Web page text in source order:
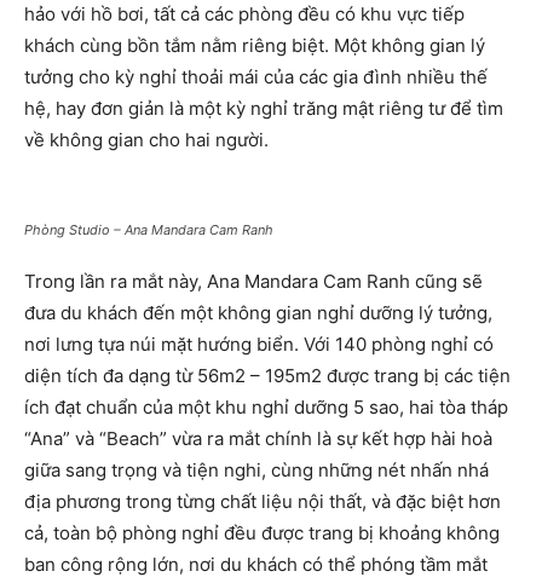
hảo với hồ bơi, tất cả các phòng đều có khu vực tiếp
khách cùng bồn tắm nằm riêng biệt. Một không gian lý
tưởng cho kỳ nghỉ thoải mái của các gia đình nhiều thế
hệ, hay đơn giản là một kỳ nghỉ trăng mật riêng tư để tìm
về không gian cho hai người.
Phòng Studio – Ana Mandara Cam Ranh
Trong lần ra mắt này, Ana Mandara Cam Ranh cũng sẽ
đưa du khách đến một không gian nghỉ dưỡng lý tưởng,
nơi lưng tựa núi mặt hướng biển. Với 140 phòng nghỉ có
diện tích đa dạng từ 56m2 – 195m2 được trang bị các tiện
ích đạt chuẩn của một khu nghỉ dưỡng 5 sao, hai tòa tháp
“Ana” và “Beach” vừa ra mắt chính là sự kết hợp hài hoà
giữa sang trọng và tiện nghi, cùng những nét nhấn nhá
địa phương trong từng chất liệu nội thất, và đặc biệt hơn
cả, toàn bộ phòng nghỉ đều được trang bị khoảng không
ban công rộng lớn, nơi du khách có thể phóng tầm mắt